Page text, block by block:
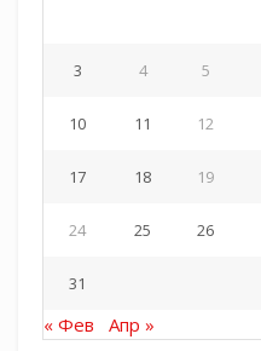
3 4 5
10 11 12
17 18 19
24 25 26
31
« Фев Апр »